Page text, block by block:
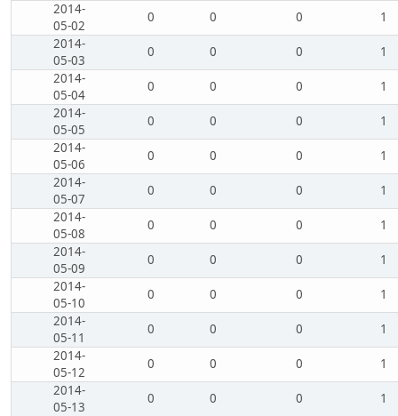
2014-
05-02
0 0 0
1
2014-
05-03
0 0 0
1
2014-
05-04
0 0 0
1
2014-
05-05
0 0 0
1
2014-
05-06
0 0 0
1
2014-
05-07
0 0 0
1
2014-
05-08
0 0 0
1
2014-
05-09
0 0 0
1
2014-
05-10
0 0 0
1
2014-
05-11
0 0 0
1
2014-
05-12
0 0 0
1
2014-
05-13
0 0 0
1